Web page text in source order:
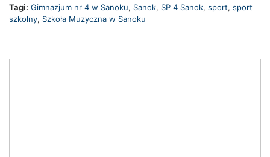
Tagi: Gimnazjum nr 4 w Sanoku, Sanok, SP 4 Sanok, sport, sport
szkolny, Szkoła Muzyczna w Sanoku